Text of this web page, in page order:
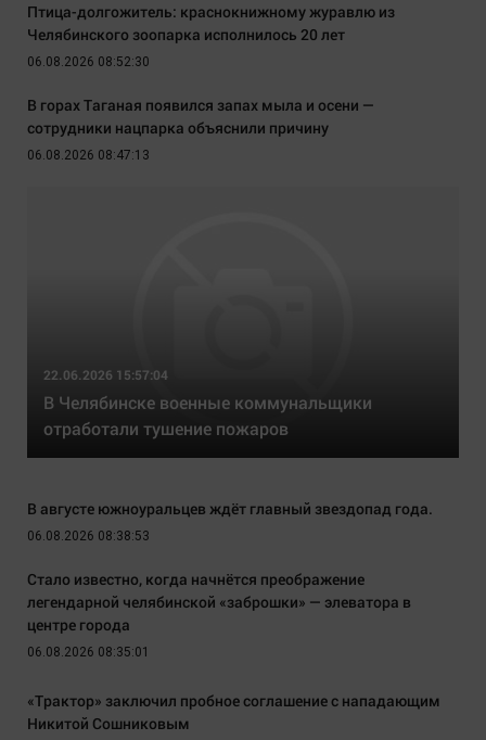
Птица-долгожитель: краснокнижному журавлю из
Челябинского зоопарка исполнилось 20 лет
06.08.2026 08:52:30
В горах Таганая появился запах мыла и осени —
сотрудники нацпарка объяснили причину
06.08.2026 08:47:13
22.06.2026 15:57:04
В Челябинске военные коммунальщики
отработали тушение пожаров
В августе южноуральцев ждёт главный звездопад года.
06.08.2026 08:38:53
Стало известно, когда начнётся преображение
легендарной челябинской «заброшки» — элеватора в
центре города
06.08.2026 08:35:01
«Трактор» заключил пробное соглашение с нападающим
Никитой Сошниковым